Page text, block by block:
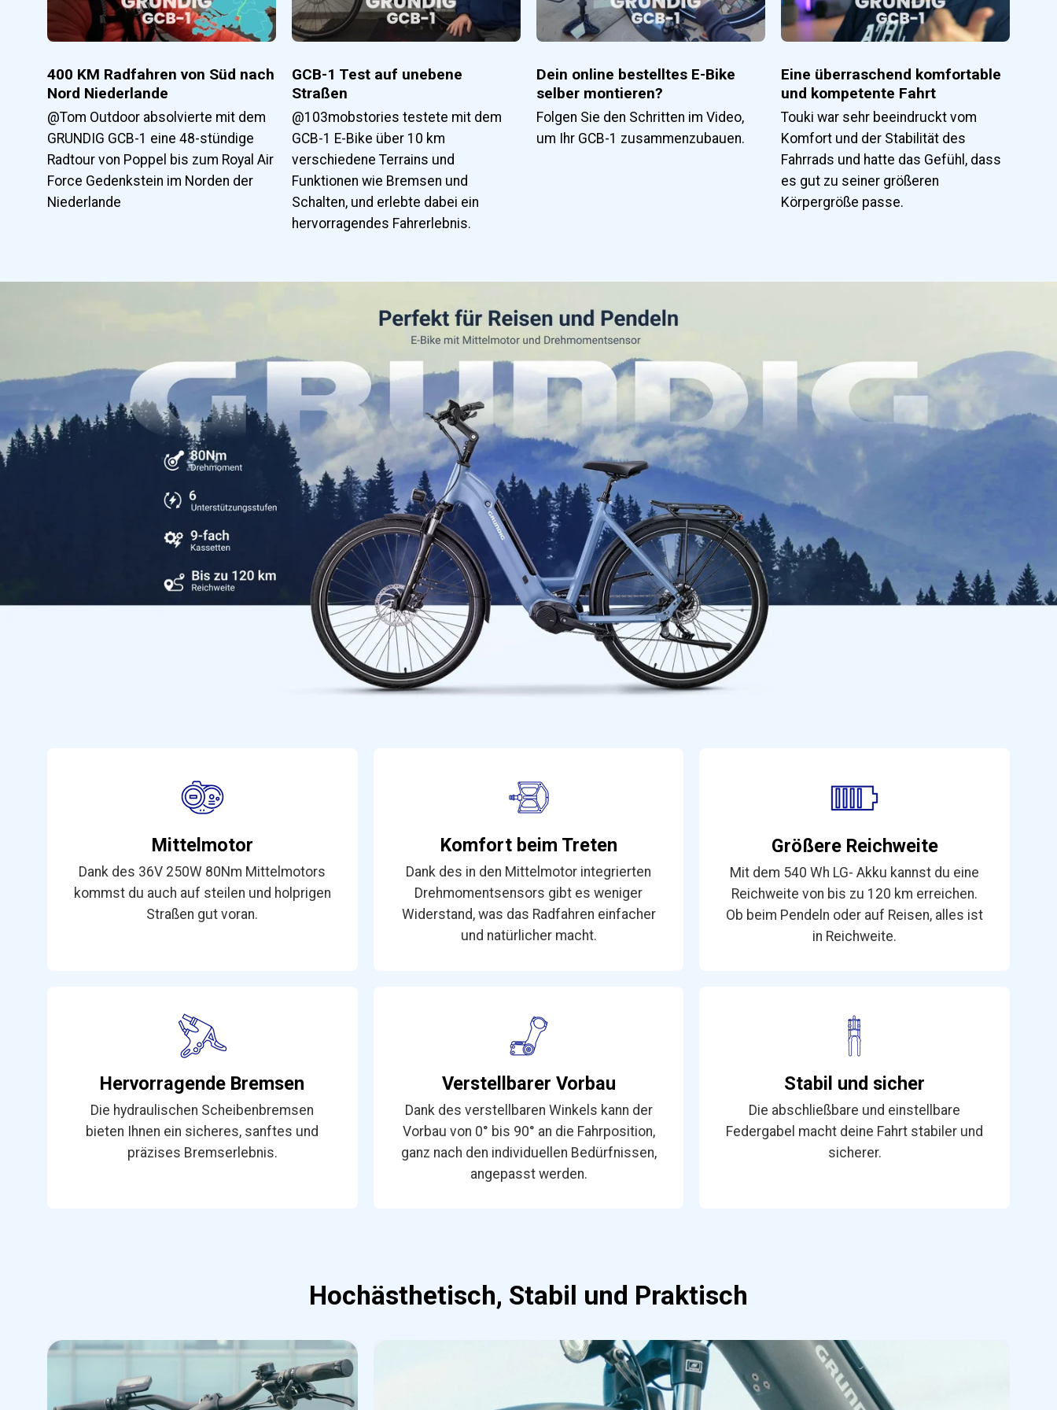
400 KM Radfahren von Süd nach
Nord Niederlande
@Tom Outdoor absolvierte mit dem
GRUNDIG GCB-1 eine 48-stündige
Radtour von Poppel bis zum Royal Air
Force Gedenkstein im Norden der
Niederlande
GCB-1 Test auf unebene
Straßen
@103mobstories testete mit dem
GCB-1 E-Bike über 10 km
verschiedene Terrains und
Funktionen wie Bremsen und
Schalten, und erlebte dabei ein
hervorragendes Fahrerlebnis.
Dein online bestelltes E-Bike
selber montieren?
Folgen Sie den Schritten im Video,
um Ihr GCB-1 zusammenzubauen.
Eine überraschend komfortable
und kompetente Fahrt
Touki war sehr beeindruckt vom
Komfort und der Stabilität des
Fahrrads und hatte das Gefühl, dass
es gut zu seiner größeren
Körpergröße passe.
Mittelmotor
Dank des 36V 250W 80Nm Mittelmotors
kommst du auch auf steilen und holprigen
Straßen gut voran.
Komfort beim Treten
Dank des in den Mittelmotor integrierten
Drehmomentsensors gibt es weniger
Widerstand, was das Radfahren einfacher
und natürlicher macht.
Größere Reichweite
Mit dem 540 Wh LG- Akku kannst du eine
Reichweite von bis zu 120 km erreichen.
Ob beim Pendeln oder auf Reisen, alles ist
in Reichweite.
Hervorragende Bremsen
Die hydraulischen Scheibenbremsen
bieten Ihnen ein sicheres, sanftes und
präzises Bremserlebnis.
Verstellbarer Vorbau
Dank des verstellbaren Winkels kann der
Vorbau von 0° bis 90° an die Fahrposition,
ganz nach den individuellen Bedürfnissen,
angepasst werden.
Stabil und sicher
Die abschließbare und einstellbare
Federgabel macht deine Fahrt stabiler und
sicherer.
Hochästhetisch, Stabil und Praktisch